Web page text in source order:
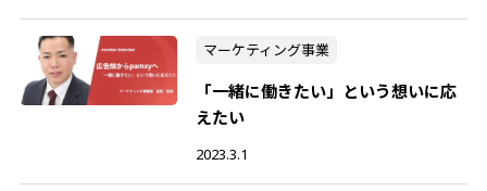
マーケティング事業
「一緒に働きたい」という想いに応
えたい
2023.3.1